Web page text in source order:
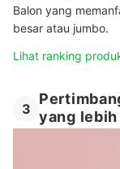
Balon yang
besar atau jumbo.
Lihat ranking
3 yang